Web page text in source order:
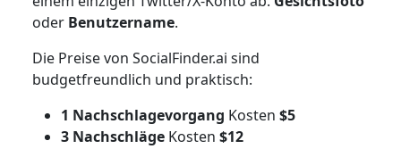
oder Benutzername.
Die Preise von SocialFinder.ai sind
budgetfreundlich und praktisch:
1 Nachschlagevorgang Kosten $5
3 Nachschläge Kosten $12